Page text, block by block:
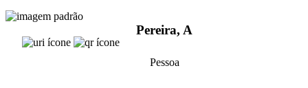
Pereira, A
Pessoa